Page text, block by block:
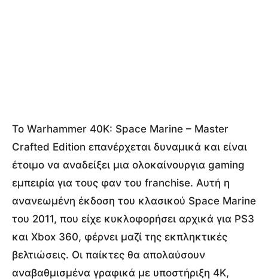
Το Warhammer 40K: Space Marine – Master
Crafted Edition επανέρχεται δυναμικά και είναι
έτοιμο να αναδείξει μια ολοκαίνουργια gaming
εμπειρία για τους φαν του franchise. Αυτή η
ανανεωμένη έκδοση του κλασικού Space Marine
του 2011, που είχε κυκλοφορήσει αρχικά για PS3
και Xbox 360, φέρνει μαζί της εκπληκτικές
βελτιώσεις. Οι παίκτες θα απολαύσουν
αναβαθμισμένα γραφικά με υποστήριξη 4K,